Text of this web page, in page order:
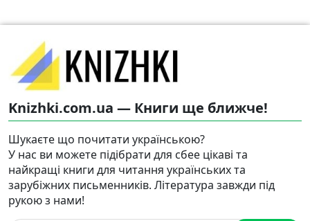
Knizhki.com.ua — Книги ще ближче!
Шукаєте що почитати українською?
У нас ви можете підібрати для сбее цікаві та
найкращі книги для читання українських та
зарубіжних письменників. Література завжди під
рукою з нами!